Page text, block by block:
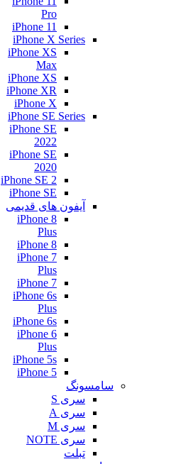
Pro
iPhone 11
iPhone X Series
iPhone XS
Max
iPhone XS
iPhone XR
iPhone X
iPhone SE Series
iPhone SE
2022
iPhone SE
2020
iPhone SE 2
iPhone SE
آیفون های قدیمی
iPhone 8
Plus
iPhone 8
iPhone 7
Plus
iPhone 7
iPhone 6s
Plus
iPhone 6s
iPhone 6
Plus
iPhone 5s
iPhone 5
سامسونگ
سری S
سری A
سری M
سری NOTE
تبلت